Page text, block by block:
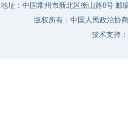
地址：中国常州市新北区衡山路8号 邮
版权所有：中国人民政治协
技术支持：